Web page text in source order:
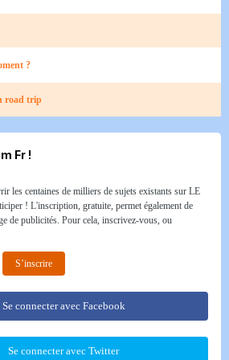
?
road trip​
Fr !
les centaines de milliers de sujets existants sur LE
! L'inscription, gratuite, permet également de
de publicités. Pour cela, inscrivez-vous, ou
S’inscrire
Se connecter avec Facebook
Se connecter avec Twitter